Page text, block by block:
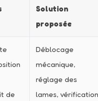
Solution
proposée
de
Déblocage
mécanique,
réglage des
lames,